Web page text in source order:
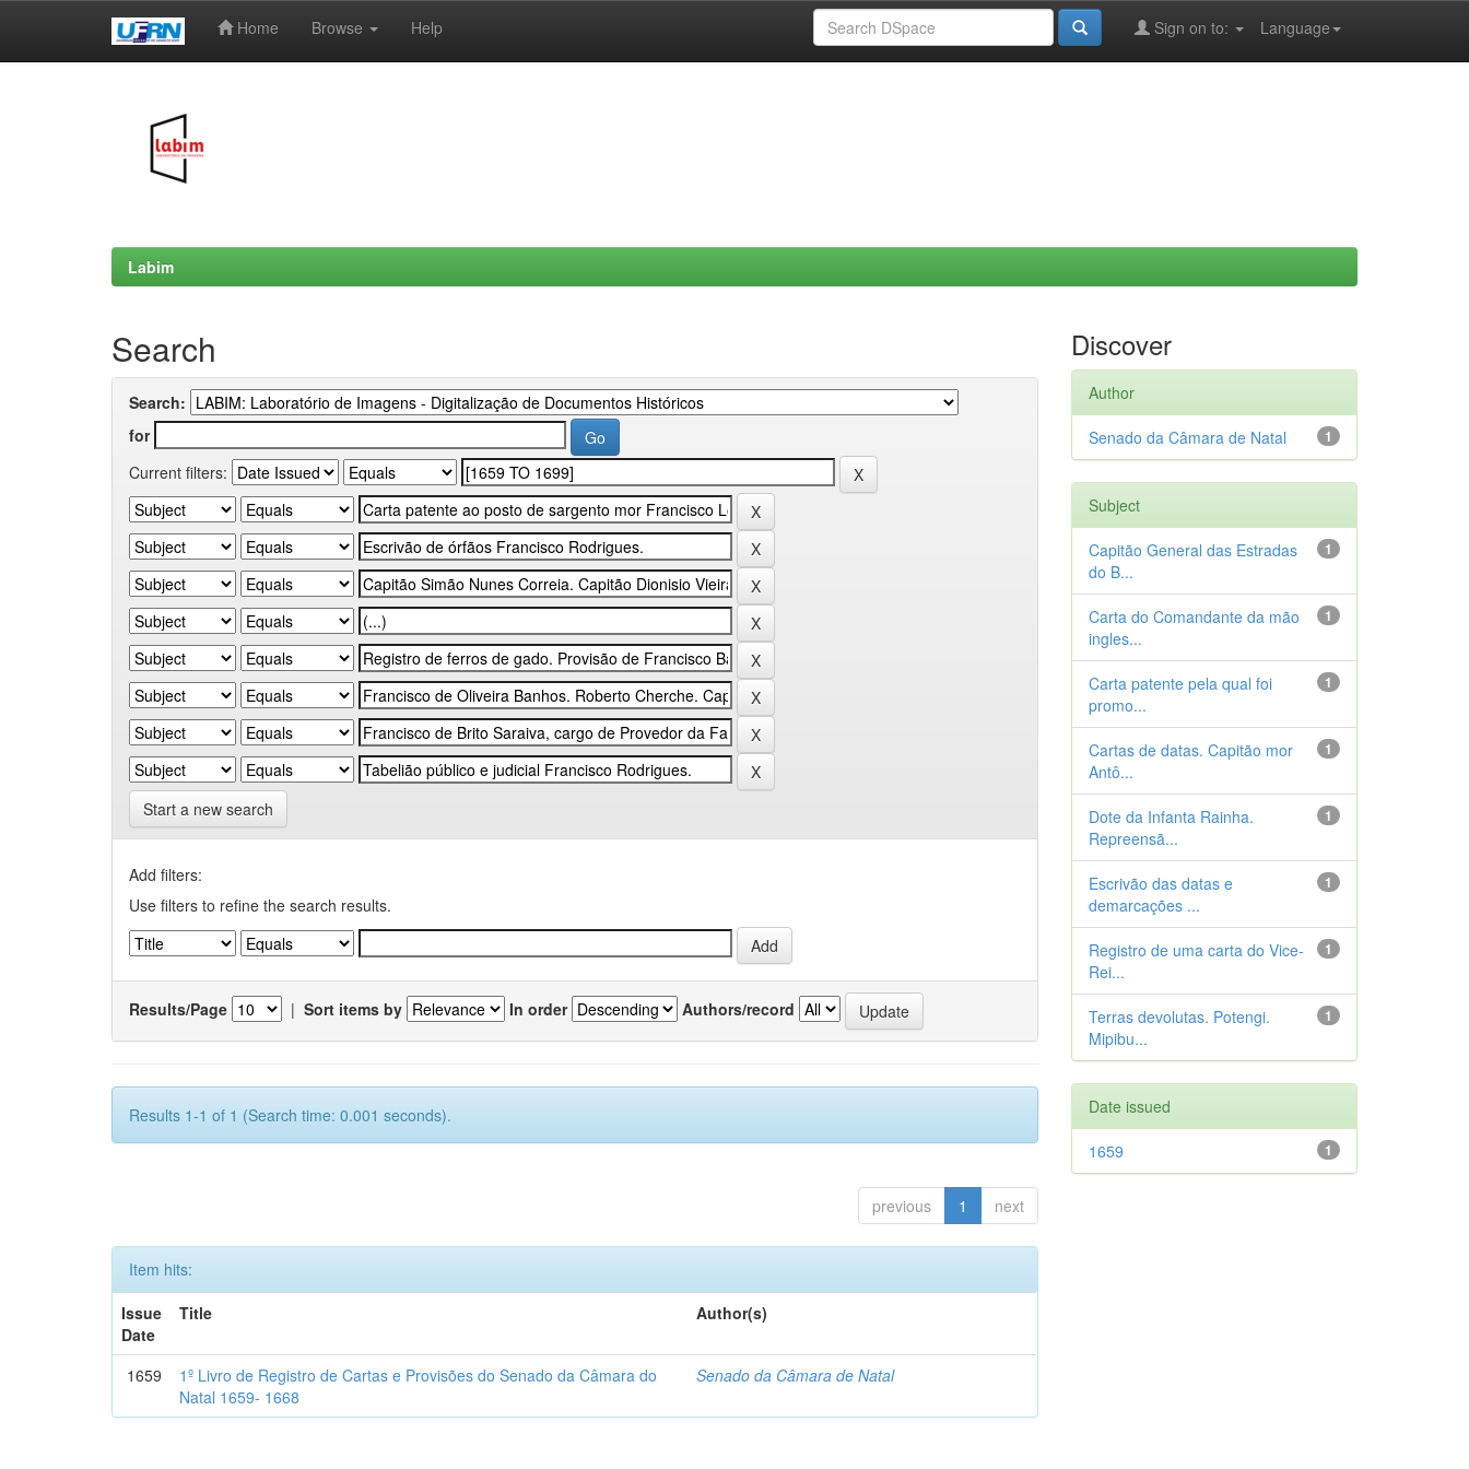
Home Browse Help Language
Sign on to:
Labim
Search
Search:
for
Current filters:
Start a new search
Add filters:
Use filters to refine the search results.
Results/Page | Sort items by In order Authors/record
Results 1-1 of 1 (Search time: 0.001 seconds).
previous 1 next
Item hits:
Issue
Date
Title Author(s)
1659
1º Livro de Registro de Cartas e Provisões do Senado da Câmara do
Natal 1659- 1668
Senado da Câmara de Natal
Discover
Author
1
Senado da Câmara de Natal
Subject
1
Capitão General das Estradas
do B...
1
Carta do Comandante da mão
ingles...
1
Carta patente pela qual foi
promo...
1
Cartas de datas. Capitão mor
Antô...
1
Dote da Infanta Rainha.
Repreensã...
1
Escrivão das datas e
demarcações ...
1
Registro de uma carta do Vice-
Rei...
1
Terras devolutas. Potengi.
Mipibu...
Date issued
1
1659